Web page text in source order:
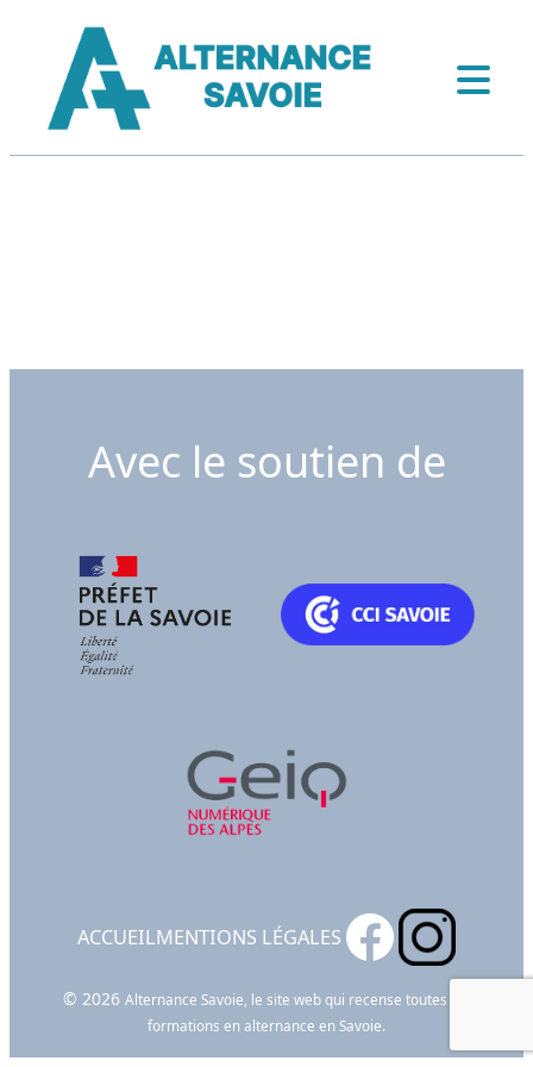
Avec le soutien de
ACCUEILMENTIONS LÉGALES
© 2026 Alternance Savoie, le site web qui recense toutes les
formations en alternance en Savoie.